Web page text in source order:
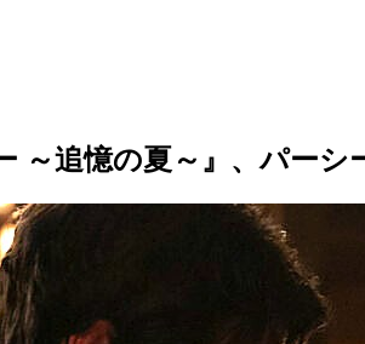
～追憶の夏～』、パー